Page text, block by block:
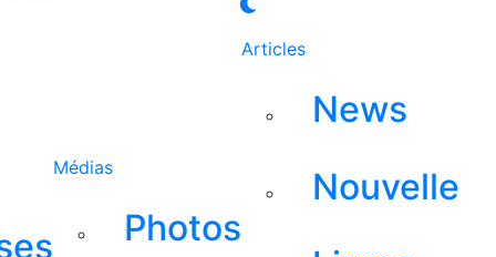
Médias
Photos
Articles
News
Nouvelle